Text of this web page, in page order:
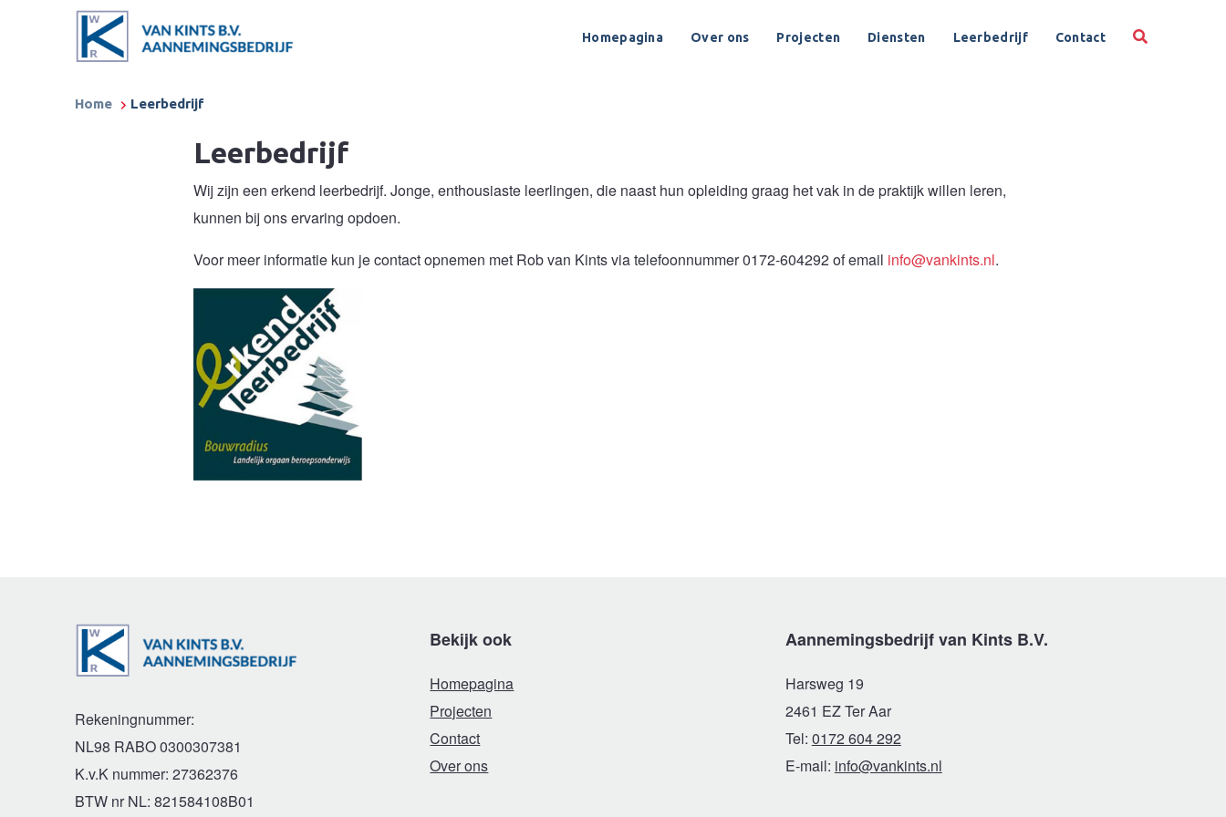
Homepagina Over ons Projecten Diensten Leerbedrijf Contact
Home Leerbedrijf
Leerbedrijf
Wij zijn een erkend leerbedrijf. Jonge, enthousiaste leerlingen, die naast hun opleiding graag het vak in de praktijk willen leren,
kunnen bij ons ervaring opdoen.
Voor meer informatie kun je contact opnemen met Rob van Kints via telefoonnummer 0172-604292 of email info@vankints.nl.
Rekeningnummer:
NL98 RABO 0300307381
K.v.K nummer: 27362376
BTW nr NL: 821584108B01
Bekijk ook
Homepagina
Projecten
Contact
Over ons
Aannemingsbedrijf van Kints B.V.
Harsweg 19
2461 EZ Ter Aar
Tel: 0172 604 292
E-mail: info@vankints.nl